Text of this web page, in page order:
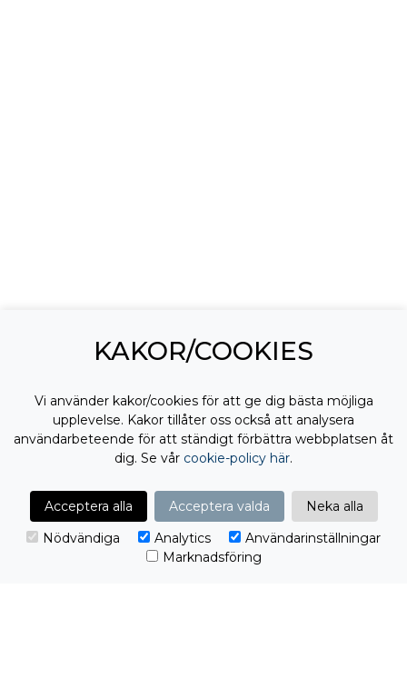
Redo att ta nästa steg?
Från första kontakt till färdig lösning. Vi tar
ansvar för helheten.
Jag vill komma igång!
KAKOR/COOKIES
Vi använder kakor/cookies för att ge dig bästa möjliga
upplevelse. Kakor tillåter oss också att analysera
användarbeteende för att ständigt förbättra webbplatsen åt
dig. Se vår cookie-policy här.
Acceptera alla Acceptera valda
Neka alla
Nödvändiga
Analytics
Användarinställningar
Marknadsföring